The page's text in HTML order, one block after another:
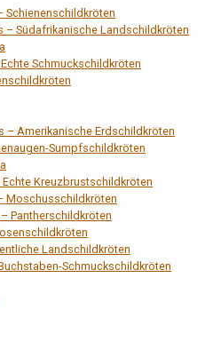
Schienenschildkröten
– Südafrikanische Landschildkröten
Schmuckschildkröten
– Amerikanische Erdschildkröten
Sumpfschildkröten
Kreuzbrustschildkröten
Moschusschildkröten
Pantherschildkröten
Landschildkröten
Schmuckschildkröten